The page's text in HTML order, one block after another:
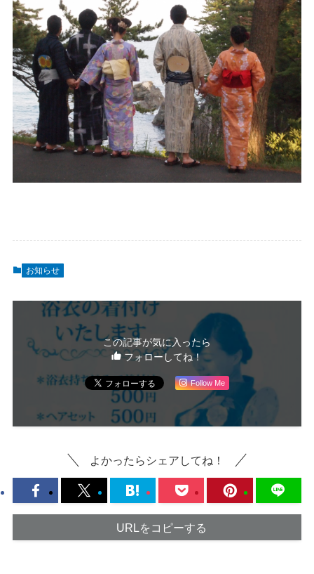
お知らせ
この記事が気に入ったら
フォローしてね！
Follow Me
よかったらシェアしてね！
URLをコピーする